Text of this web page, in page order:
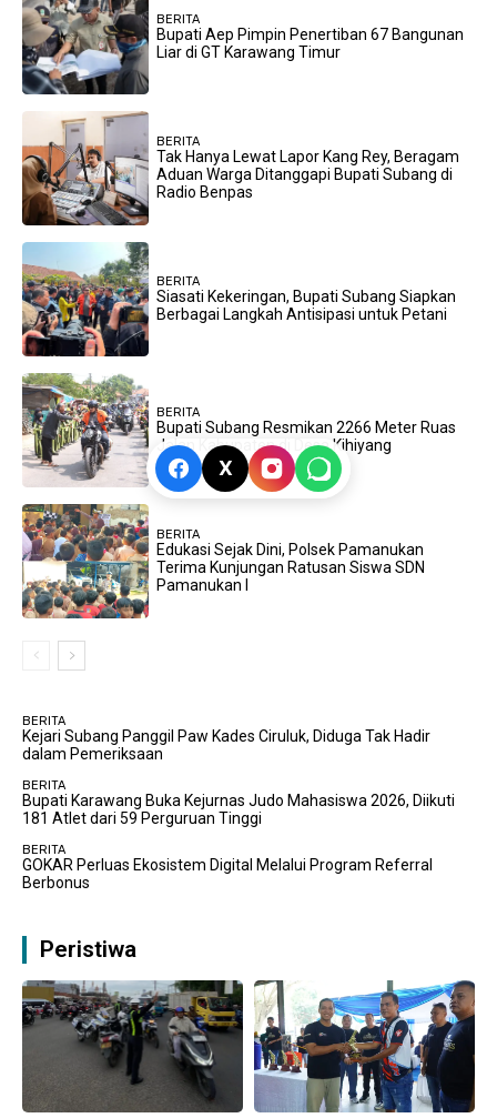
BERITA
Bupati Aep Pimpin Penertiban 67 Bangunan
Liar di GT Karawang Timur
BERITA
Tak Hanya Lewat Lapor Kang Rey, Beragam
Aduan Warga Ditanggapi Bupati Subang di
Radio Benpas
BERITA
Siasati Kekeringan, Bupati Subang Siapkan
Berbagai Langkah Antisipasi untuk Petani
BERITA
Bupati Subang Resmikan 2266 Meter Ruas
Jalan Kabupaten di Desa Kihiyang
BERITA
Edukasi Sejak Dini, Polsek Pamanukan
Terima Kunjungan Ratusan Siswa SDN
Pamanukan I
BERITA
Kejari Subang Panggil Paw Kades Ciruluk, Diduga Tak Hadir
dalam Pemeriksaan
BERITA
Bupati Karawang Buka Kejurnas Judo Mahasiswa 2026, Diikuti
181 Atlet dari 59 Perguruan Tinggi
BERITA
GOKAR Perluas Ekosistem Digital Melalui Program Referral
Berbonus
Peristiwa
X